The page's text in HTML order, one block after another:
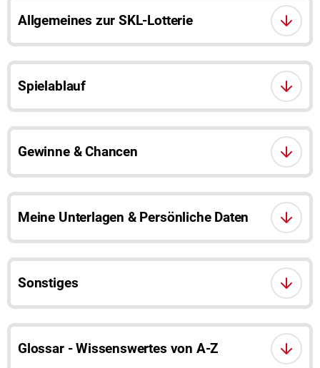
Allgemeines zur SKL-Lotterie
Spielablauf
Gewinne & Chancen
Meine Unterlagen & Persönliche Daten
Sonstiges
Glossar - Wissenswertes von A-Z